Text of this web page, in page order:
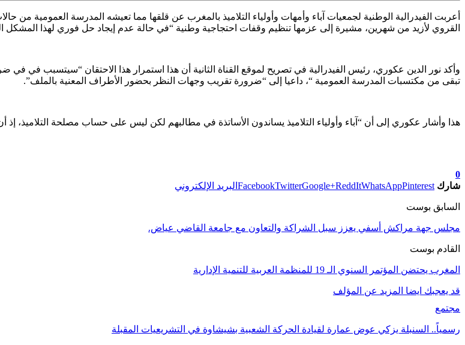
أعربت الفيدرالية الوطنية لجمعيات آباء وأمهات وأولياء التلاميذ بالمغرب عن قلقها مما تعيشه المدرسة العمومية من
القروي لأزيد من شهرين، مشيرة إلى عزمها تنظيم وقفات احتجاجية وطنية “في حالة عدم إيجاد حل فوري لهذا المشكل
وأكد نور الدين عكوري، رئيس الفيدرالية في تصريح لموقع القناة الثانية أن هذا استمرار هذا الاحتقان “سيتسبب في
تبقى من مكتسبات المدرسة العمومية “، داعيا إلى “ضرورة تقريب وجهات النظر بحضور الأطراف المعنية بالملف”.
هذا وأشار عكوري إلى أن “آباء وأولياء التلاميذ يساندون الأساتذة في مطالبهم لكن ليس على حساب مصلحة التلاميذ،
0
شارك
FacebookTwitterGoogle+ReddItWhatsAppPinterest البريد الإلكتروني
السابق بوست
مجلس جهة مراكش أسفي يعزز سبل الشراكة والتعاون مع جامعة القاضي عياض.
القادم بوست
المغرب يحتضن المؤتمر السنوي الـ 19 للمنظمة العربية للتنمية الإدارية
قد يعجبك ايضا المزيد عن المؤلف
مجتمع
رسمياً.. السنبلة يزكي عوض عمارة لقيادة الحركة الشعبية بشيشاوة في التشريعيات المقبلة